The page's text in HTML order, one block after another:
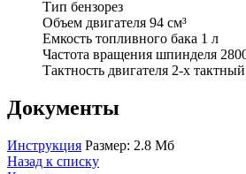
Тип бензорез
Объем двигателя 94 см³
Емкость топливного бака 1 л
Частота вращения шпинделя
Тактность двигателя 2-х тактный
Документы
Инструкция Размер: 2.8 Мб
Назад к списку